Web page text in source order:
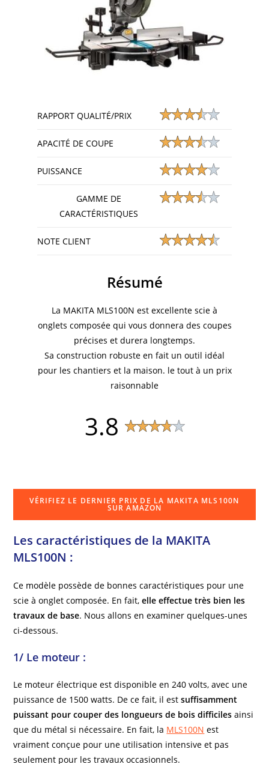
RAPPORT QUALITÉ/PRIX
APACITÉ DE COUPE
PUISSANCE
GAMME DE
CARACTÉRISTIQUES
NOTE CLIENT
Résumé
La MAKITA MLS100N est excellente scie à
onglets composée qui vous donnera des coupes
précises et durera longtemps.
Sa construction robuste en fait un outil idéal
pour les chantiers et la maison. le tout à un prix
raisonnable
3.8
VÉRIFIEZ LE DERNIER PRIX DE LA MAKITA MLS100N
SUR AMAZON
Les caractéristiques de la MAKITA
MLS100N :
Ce modèle possède de bonnes caractéristiques pour une
scie à onglet composée. En fait,elle effectue très bien les
travaux de base. Nous allons en examiner quelques-unes
ci-dessous.
1/ Le moteur :
Le moteur électrique est disponible en 240 volts, avec une
puissance de 1500 watts. De ce fait, il estsuffisamment
puissant pour couper des longueurs de bois difficiles ainsi
que du métal si nécessaire. En fait, la MLS100N est
vraiment conçue pour une utilisation intensive et pas
seulement pour les travaux occasionnels.